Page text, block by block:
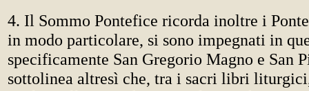
4. Il Sommo Pontefice ricorda inoltre i
in modo particolare, si sono impegnati in
specificamente San Gregorio Magno e San
sottolinea altresì che, tra i sacri libri